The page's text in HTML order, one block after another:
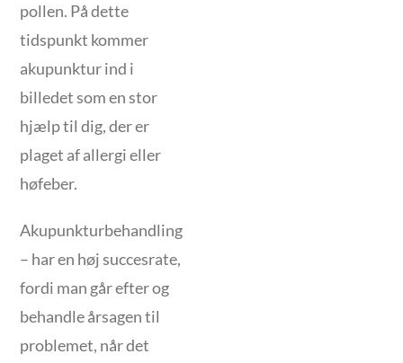
pollen. På dette
tidspunkt kommer
akupunktur ind i
billedet som en stor
hjælp til dig, der er
plaget af allergi eller
høfeber.
Akupunkturbehandling
– har en høj succesrate,
fordi man går efter og
behandle årsagen til
problemet, når det